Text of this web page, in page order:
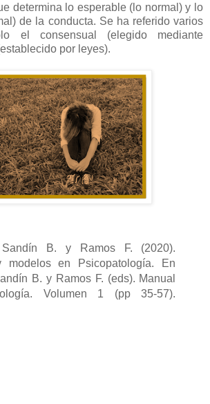
determina lo esperable (lo normal) y lo
de la conducta. Se ha referido varios
el consensual (elegido mediante
por leyes).
B. y Ramos F. (2020).
modelos en Psicopatología. En
B. y Ramos F. (eds). Manual
Volumen 1 (pp 35-57).